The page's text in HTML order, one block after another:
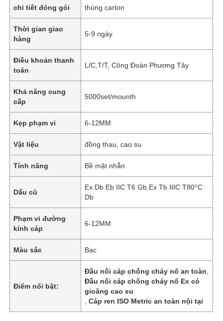
chi tiết đóng gói thùng carton
Thời gian giao
hàng
5-9 ngày
Điều khoản thanh
toán
L/C,T/T, Công Đoàn Phương Tây
Khả năng cung
cấp
5000set/mounth
Kẹp phạm vi 6-12MM
Vật liệu đồng thau, cao su
Tính năng Bề mặt nhẵn
Dấu cũ
Ex Db Eb IIC T6 Gb,Ex Tb IIIC T80°C
Db
Phạm vi đường
kính cáp
6-12MM
Màu sắc Bạc
Điểm nổi bật:
Đầu nối cáp chống cháy nổ an toàn
Đầu nối cáp chống cháy nổ Ex có
gioăng cao su
,Cáp ren ISO Metric an toàn nội tại